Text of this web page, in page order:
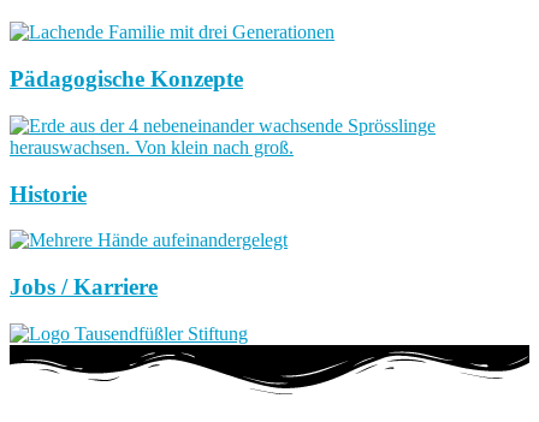
Pädagogische Konzepte
Historie
Jobs / Karriere